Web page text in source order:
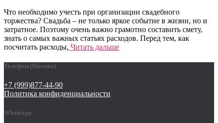
Что необходимо учесть при организации свадебного
торжества? Свадьба – не только яркое событие в жизни, но и
затратное. Поэтому очень важно грамотно составить смету,
знать о самых важных статьях расходов. Перед тем, как
посчитать расходы, Читать дальше
Телефон (Москва)
+7 (999)877-44-90
Политика конфиденциальности
Whatsapp